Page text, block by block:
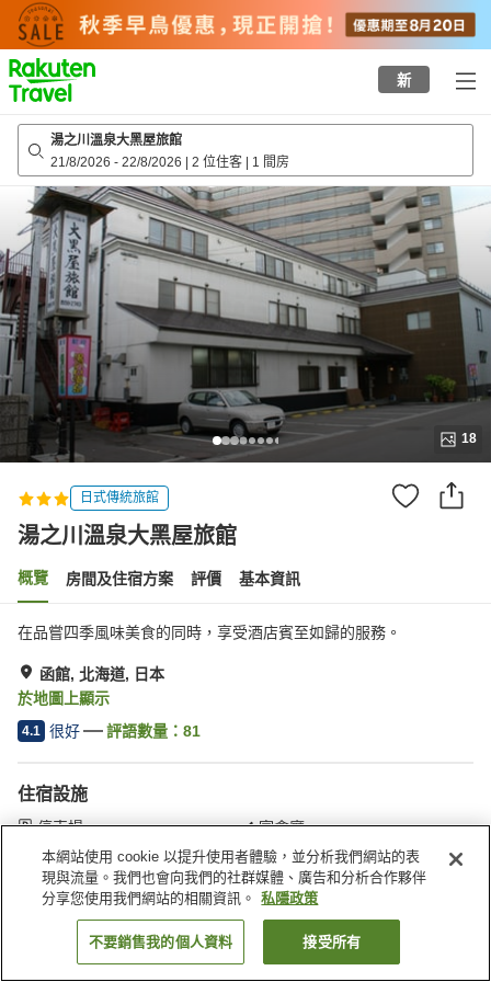
to
top
page
新
湯之川溫泉大黑屋旅館
21/8/2026 - 22/8/2026 | 2 位住客 | 1 間房
18
日式傳統旅館
湯之川溫泉大黑屋旅館
概覽 房間及住宿方案 評價 基本資訊
在品嘗四季風味美食的同時，享受酒店賓至如歸的服務。
函館, 北海道, 日本
於地圖上顯示
4.1 很好 評語數量： 81
住宿設施
停車場
宴會廳
公共澡堂
公共澡堂（溫泉）
主頁 日本 北海道 函館 湯之川溫泉大黑屋旅館
找客房
本網站使用 cookie 以提升使用者體驗，並分析我們網站的表
現與流量。我們也會向我們的社群媒體、廣告和分析合作夥伴
分享您使用我們網站的相關資訊。
私隱政策
不要銷售我的個人資料 接受所有